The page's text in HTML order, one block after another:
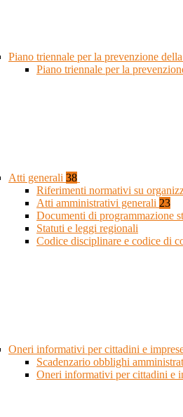
Piano triennale per la prevenzione
Piano triennale per la
Atti generali 38
Riferimenti normativi su
Atti amministrativi generali 23
Documenti di programmazione
Statuti e leggi regionali
Codice disciplinare e codice di
Oneri informativi per cittadini e
Scadenzario obblighi
Oneri informativi per cittadini e